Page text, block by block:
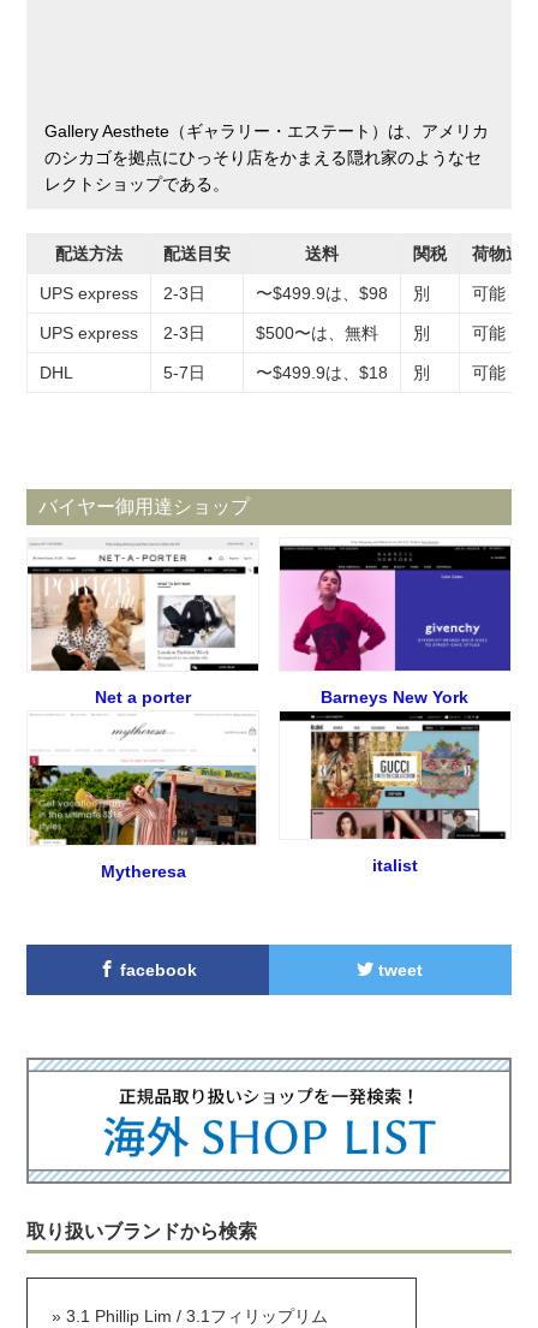
Gallery Aesthete（ギャラリー・エステート）は、アメリカ
のシカゴを拠点にひっそり店をかまえる隠れ家のようなセ
レクトショップである。
配送方法 配送目安 送料 関税 荷物追
UPS express 2-3日 〜$499.9は、$98 別 可能
UPS express 2-3日 $500〜は、無料 別 可能
DHL 5-7日 〜$499.9は、$18 別 可能
バイヤー御用達ショップ
Net a porter Barneys New York
Mytheresa italist
facebook tweet
取り扱いブランドから検索
3.1 Phillip Lim / 3.1フィリップリム